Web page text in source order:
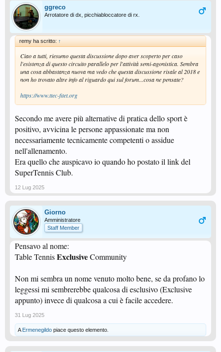
ggreco
Arrotatore di dx, picchiabloccatore di rx.
remy ha scritto: ↑
Ciao a tutti, riesumo questa discussione dopo aver scoperto per caso
l'esistenza di questo circuito parallelo per l'attività semi-agonistica. Sembra
una cosa abbastanza nuova ma vedo che questa discussione risale al 2018 e
non ho trovato altre info al riguardo qui sul forum...cosa ne pensate?
https://www.ttec-fitet.org
Secondo me avere più alternative di pratica dello sport è
positivo, avvicina le persone appassionate ma non
necessariamente tecnicamente competenti o assidue
nell'allenamento.
Era quello che auspicavo io quando ho postato il link del
SuperTennis Club.
12 Lug 2025
Giorno
Amministratore
Staff Member
Pensavo al nome:
Table TennisExclusiveCommunity
Non mi sembra un nome venuto molto bene, se da profano lo
leggessi mi sembrerebbe qualcosa di esclusivo (Exclusive
appunto) invece di qualcosa a cui è facile accedere.
31 Lug 2025
A Ermenegildo piace questo elemento.